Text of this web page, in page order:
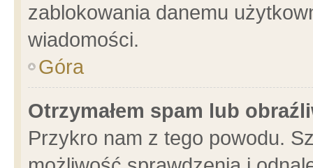
zablokowania danemu
wiadomości.
Góra
Otrzymałem spam lub
Przykro nam z tego powodu.